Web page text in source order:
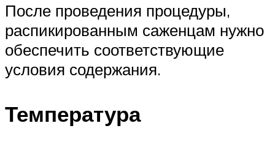
После проведения процедуры,
распикированным саженцам нужно
обеспечить соответствующие
условия содержания.
Температура